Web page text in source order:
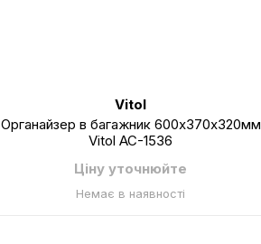
Vitol
Органайзер в багажник 600х370х320мм
Vitol AC-1536
Ціну уточнюйте
Немає в наявності